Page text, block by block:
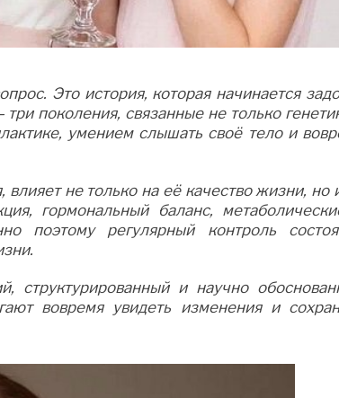
Это история, которая начинается
поколения, связанные не только
умением слышать своё тело и
не только на её качество жизни, но
гормональный баланс,
поэтому регулярный контроль
структурированный и научно
вовремя увидеть изменения и